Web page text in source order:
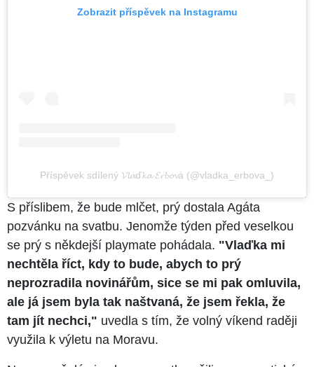
Zobrazit příspěvek na Instagramu
Příspěvek sdílený 𝓥𝓵𝓪ď𝓴𝓪 𝓔𝓻𝓫𝓸𝓿á (@vladka_erbova_)
S příslibem, že bude mlčet, prý dostala Agáta
pozvánku na svatbu. Jenomže týden před veselkou
se prý s někdejší playmate pohádala. "Vlaďka mi
nechtěla říct, kdy to bude, abych to prý
neprozradila novinářům, sice se mi pak omluvila,
ale já jsem byla tak naštvaná, že jsem řekla, že
tam jít nechci," uvedla s tím, že volný víkend raději
využila k výletu na Moravu.